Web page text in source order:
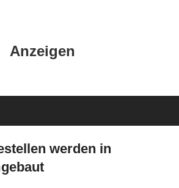
Anzeigen
werden in